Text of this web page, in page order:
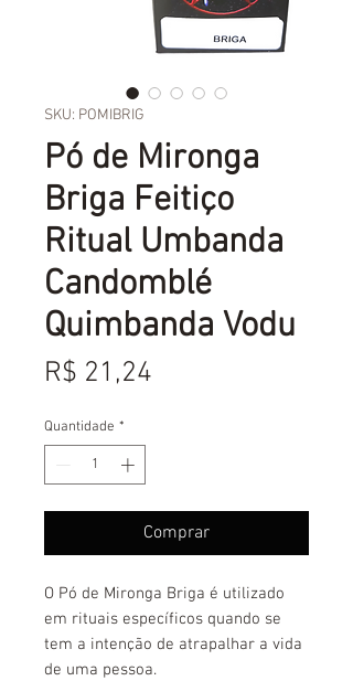
SKU: POMIBRIG
Pó de Mironga
Briga Feitiço
Ritual Umbanda
Candomblé
Quimbanda Vodu
R$ 21,24
Quantidade *
Comprar
O Pó de Mironga Briga é utilizado
em rituais específicos quando se
tem a intenção de atrapalhar a vida
de uma pessoa.